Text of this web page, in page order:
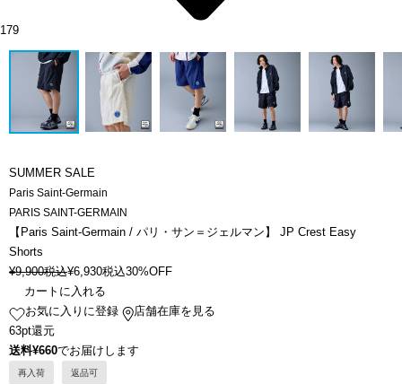
179
SUMMER SALE
Paris Saint-Germain
PARIS SAINT-GERMAIN
【Paris Saint-Germain / パリ・サン＝ジェルマン】 JP Crest Easy
Shorts
¥9,900税込¥6,930税込30%OFF
カートに入れる
お気に入りに登録
店舗在庫を見る
63pt還元
送料¥660でお届けします
再入荷 返品可